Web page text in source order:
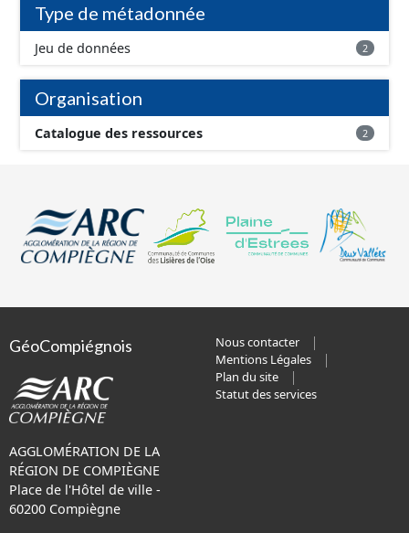
Type de métadonnée
Jeu de données 2
Organisation
Catalogue des ressources 2
GéoCompiégnois
AGGLOMÉRATION DE LA
RÉGION DE COMPIÈGNE
Place de l'Hôtel de ville -
60200 Compiègne
Nous contacter
Mentions Légales
Plan du site
Statut des services